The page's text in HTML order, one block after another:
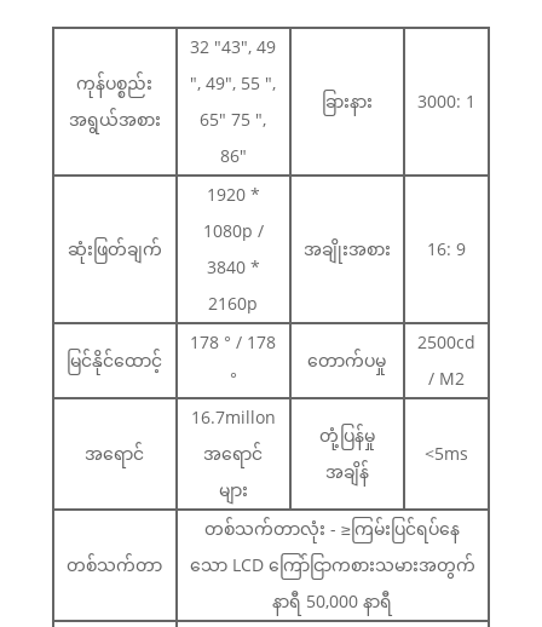
ကုန်ပစ္စည်း
အရွယ်အစား
32 "43", 49
", 49", 55 ",
65" 75 ",
86"
ခြားနား 3000: 1
ဆုံးဖြတ်ချက်
1920 *
1080p /
3840 *
2160p
အချိုးအစား 16: 9
မြင်နိုင်ထောင့်
178 ° / 178
°
တောက်ပမှု
2500cd
/ M2
အရောင်
16.7millon
အရောင်
များ
တုံ့ပြန်မှု
အချိန်
<5ms
တစ်သက်တာ
တစ်သက်တာလုံး - ≥ကြမ်းပြင်ရပ်နေ
သော LCD ကြော်ငြာကစားသမားအတွက်
နာရီ 50,000 နာရီ